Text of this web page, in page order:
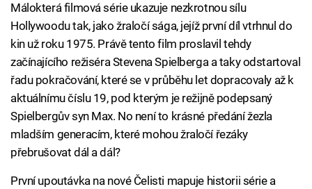
Málokterá filmová série ukazuje nezkrotnou sílu
Hollywoodu tak, jako žraločí sága, jejíž první díl vtrhnul do
kin už roku 1975. Právě tento film proslavil tehdy
začínajícího režiséra Stevena Spielberga a taky odstartoval
řadu pokračování, které se v průběhu let dopracovaly až k
aktuálnímu číslu 19, pod kterým je režijně podepsaný
Spielbergův syn Max. No není to krásné předání žezla
mladším generacím, které mohou žraločí řezáky
přebrušovat dál a dál?
První upoutávka na nové Čelisti mapuje historii série a